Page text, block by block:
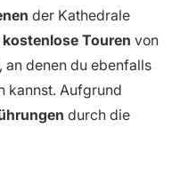
der Kathedrale
kostenlose Touren von
denen du ebenfalls
kannst. Aufgrund
durch die